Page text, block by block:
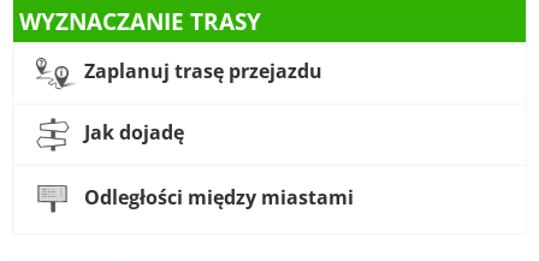
WYZNACZANIE TRASY
Zaplanuj trasę przejazdu
Jak dojadę
Odległości między miastami